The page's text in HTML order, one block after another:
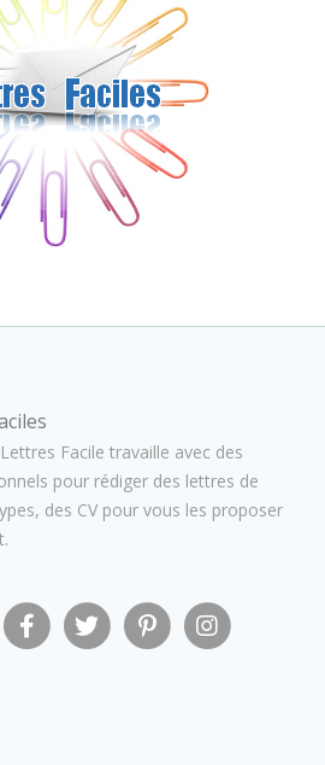
Facile travaille avec des
pour rédiger des lettres de
des CV pour vous les proposer